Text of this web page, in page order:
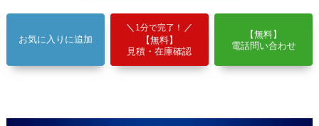
お気に入りに追加
1分で完了！
【無料】
見積・在庫確認
【無料】
電話問い合わせ